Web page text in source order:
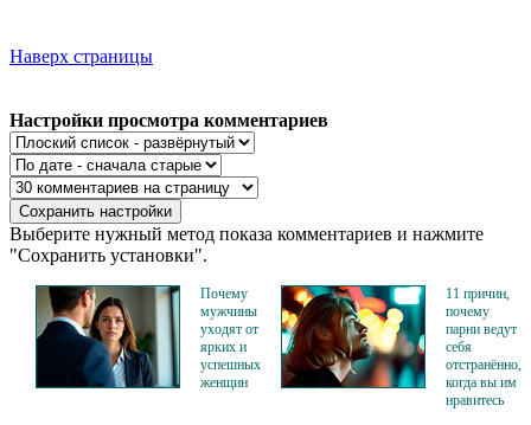
Наверх страницы
Настройки просмотра комментариев
Выберите нужный метод показа комментариев и нажмите
"Сохранить установки".
Почему
мужчины
уходят от
ярких и
успешных
женщин
11 причин,
почему
парни ведут
себя
отстранённо,
когда вы им
нравитесь